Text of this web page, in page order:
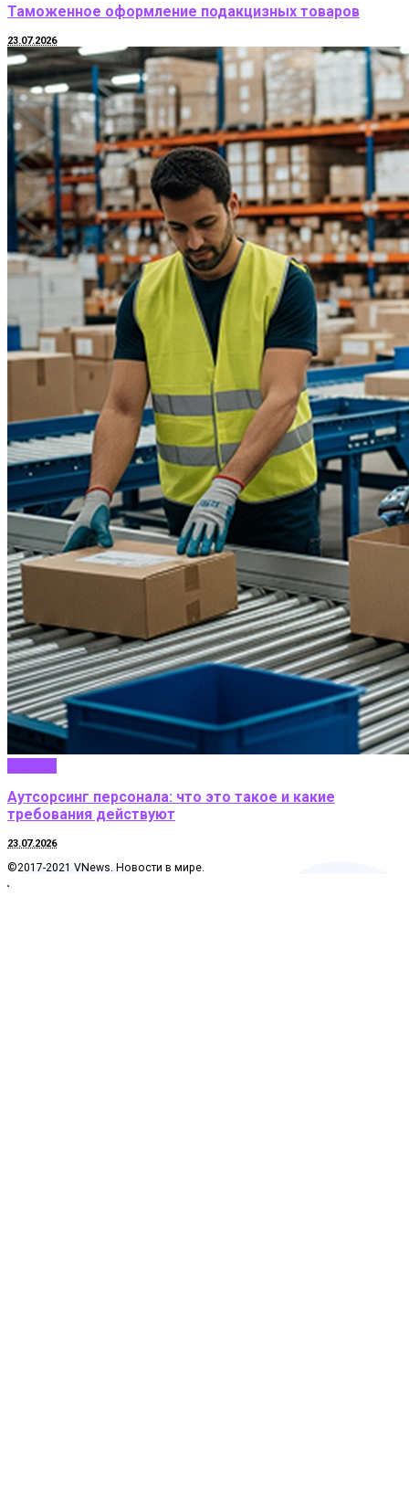
Таможенное оформление подакцизных товаров
23.07.2026
Аутсорсинг персонала: что это такое и какие
требования действуют
23.07.2026
©2017-2021 VNews. Новости в мире.